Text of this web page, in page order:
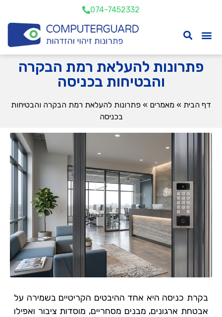
074-7452332
פתרונות להעלאת רמת הבקרה
והבטיחות בכניסה
דף הבית » מאמרים » פתרונות להעלאת רמת הבקרה והבטיחות
בכניסה
בקרת כניסה היא אחד ההיבטים הקריטיים בשמירה על
אבטחת ארגונים, מבנים מסחריים, מוסדות ציבור ואפילו